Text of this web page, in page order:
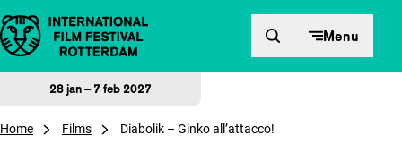
Direct naar inhoud Menu
28 jan – 7 feb 2027
Home Films Diabolik – Ginko all’attacco!